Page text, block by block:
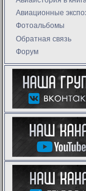
Авиационные
Фотоальбомы
Обратная связь
Форум